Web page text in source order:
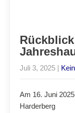
Juli 3, 2025 |
Am 16. Juni
Harderberg